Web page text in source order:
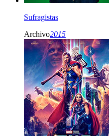
Sufragistas
Archivo2015